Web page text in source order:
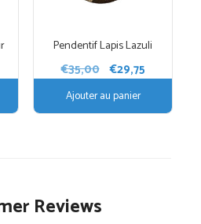
actuel
Pendentif Lapis Lazuli
€35,00 Le
initial
€29,75Le
actuel
Ajouter au panier
Reviews